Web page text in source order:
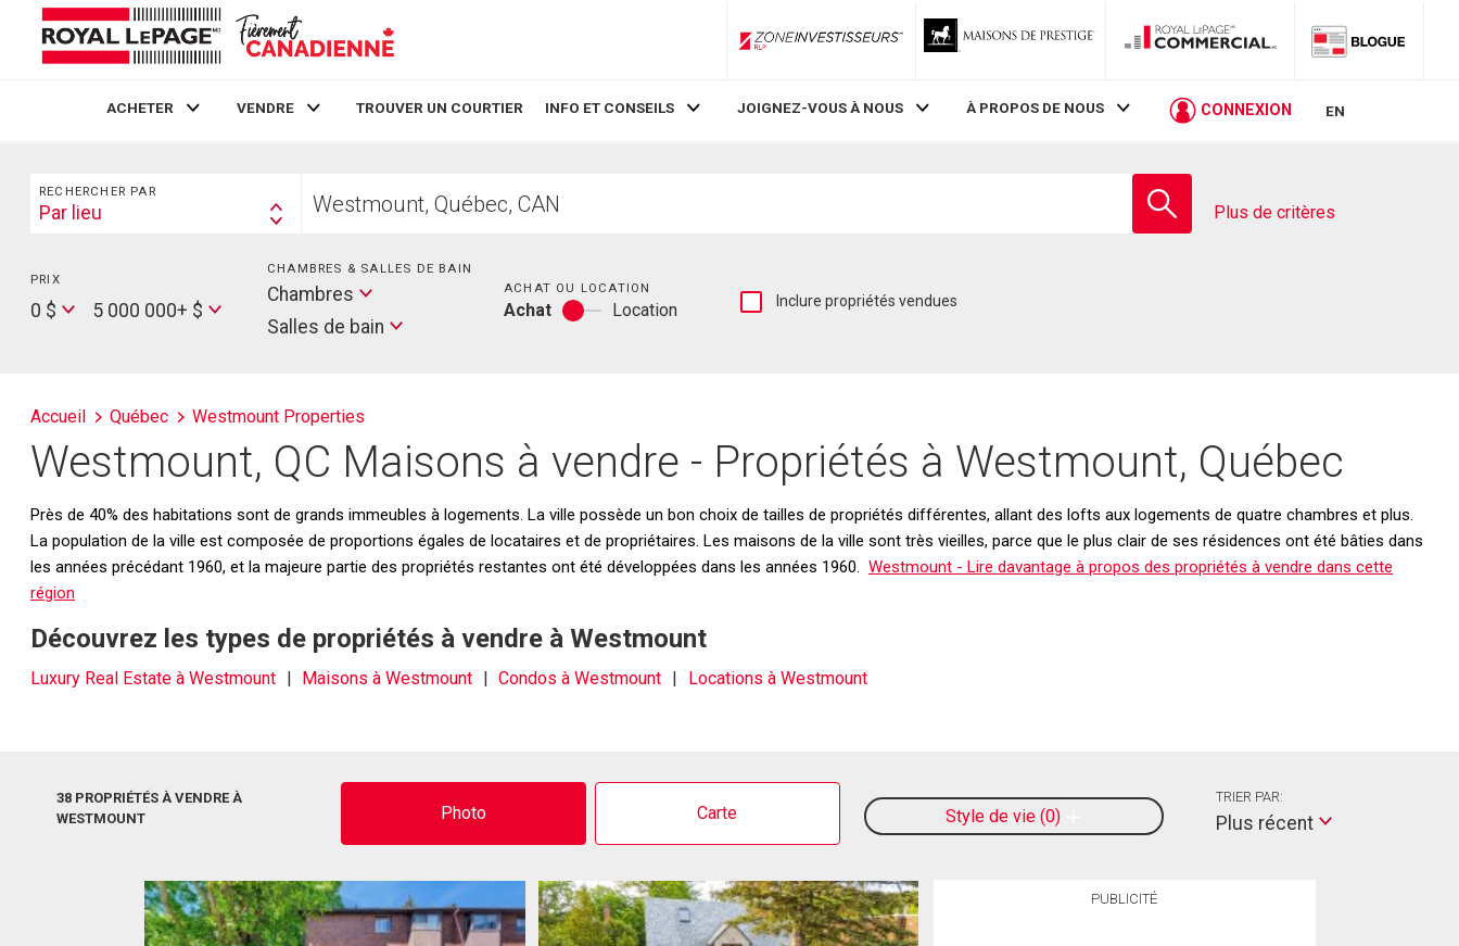
ZoneInvestisseurs RLP
ACHETER VENDRE TROUVER UN COURTIER INFO ET CONSEILS JOIGNEZ-VOUS À NOUS À PROPOS DE NOUS CONNEXION EN
Rechercher
RECHERCHER PAR
Search
Par lieu
votre
Plus de critères
PRIX
Price
0 $
Max
5 000 000+ $
CHAMBRES & SALLES DE BAIN
Chambres
bain
Salles de bain
ACHAT OU LOCATION
Achat
Achat
Location
Afficher
d'inscriptions
Inclure propriétés vendues
Accueil Québec Westmount Properties
Westmount, QC Maisons à vendre - Propriétés à Westmount, Québec
Près de 40% des habitations sont de grands immeubles à logements. La ville possède un bon choix de tailles de propriétés différentes, allant des lofts aux logements de quatre chambres et plus.
La population de la ville est composée de proportions égales de locataires et de propriétaires. Les maisons de la ville sont très vieilles, parce que le plus clair de ses résidences ont été bâties dans
les années précédant 1960, et la majeure partie des propriétés restantes ont été développées dans les années 1960. Westmount - Lire davantage à propos des propriétés à vendre dans cette
région
Découvrez les types de propriétés à vendre à Westmount
Luxury Real Estate à Westmount Maisons à Westmount Condos à Westmount Locations à Westmount
38 PROPRIÉTÉS À VENDRE À
WESTMOUNT
Photo Carte Style de vie 0
TRIER PAR:
Plus récent
PUBLICITÉ